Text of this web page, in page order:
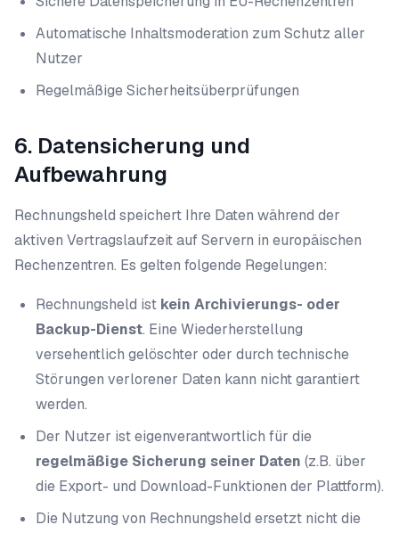
Automatische Inhaltsmoderation zum Schutz aller
Nutzer
Regelmäßige Sicherheitsüberprüfungen
6. Datensicherung und
Aufbewahrung
Rechnungsheld speichert Ihre Daten während der
aktiven Vertragslaufzeit auf Servern in europäischen
Rechenzentren. Es gelten folgende Regelungen:
Rechnungsheld ist kein Archivierungs- oder
Backup-Dienst. Eine Wiederherstellung
versehentlich gelöschter oder durch technische
Störungen verlorener Daten kann nicht garantiert
werden.
Der Nutzer ist eigenverantwortlich für die
regelmäßige Sicherung seiner Daten (z.B. über
die Export- und Download-Funktionen der Plattform).
Die Nutzung von Rechnungsheld ersetzt nicht die